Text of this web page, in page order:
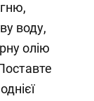
воду,
олію